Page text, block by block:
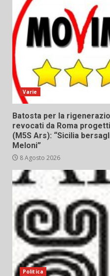
Varie
Batosta per la
revocati da Roma
(M5S Ars): “Sicilia
Meloni”
8 Agosto 2026
Politica